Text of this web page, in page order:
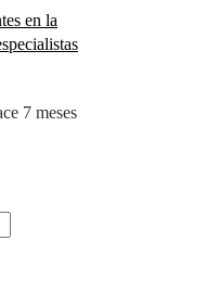
en la
7 meses